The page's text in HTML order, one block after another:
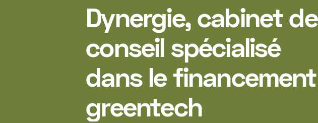
Dynergie, cabinet de
conseil spécialisé
dans le financement
greentech